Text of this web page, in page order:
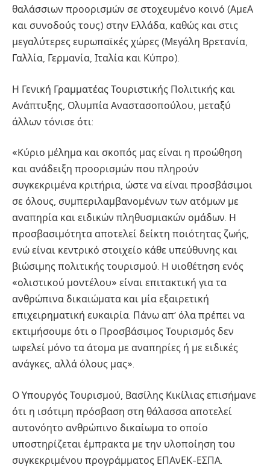
θαλάσσιων προορισμών σε στοχευμένο κοινό (ΑμεΑ
και συνοδούς τους) στην Ελλάδα, καθώς και στις
μεγαλύτερες ευρωπαϊκές χώρες (Μεγάλη Βρετανία,
Γαλλία, Γερμανία, Ιταλία και Κύπρο).
Η Γενική Γραμματέας Τουριστικής Πολιτικής και
Ανάπτυξης, Ολυμπία Αναστασοπούλου, μεταξύ
άλλων τόνισε ότι:
«Κύριο μέλημα και σκοπός μας είναι η προώθηση
και ανάδειξη προορισμών που πληρούν
συγκεκριμένα κριτήρια, ώστε να είναι προσβάσιμοι
σε όλους, συμπεριλαμβανομένων των ατόμων με
αναπηρία και ειδικών πληθυσμιακών ομάδων. Η
προσβασιμότητα αποτελεί δείκτη ποιότητας ζωής,
ενώ είναι κεντρικό στοιχείο κάθε υπεύθυνης και
βιώσιμης πολιτικής τουρισμού. Η υιοθέτηση ενός
«ολιστικού μοντέλου» είναι επιτακτική για τα
ανθρώπινα δικαιώματα και μία εξαιρετική
επιχειρηματική ευκαιρία. Πάνω απ’ όλα πρέπει να
εκτιμήσουμε ότι ο Προσβάσιμος Τουρισμός δεν
ωφελεί μόνο τα άτομα με αναπηρίες ή με ειδικές
ανάγκες, αλλά όλους μας».
Ο Υπουργός Τουρισμού, Βασίλης Κικίλιας επισήμανε
ότι η ισότιμη πρόσβαση στη θάλασσα αποτελεί
αυτονόητο ανθρώπινο δικαίωμα το οποίο
υποστηρίζεται έμπρακτα με την υλοποίηση του
συγκεκριμένου προγράμματος ΕΠΑνΕΚ-ΕΣΠΑ.